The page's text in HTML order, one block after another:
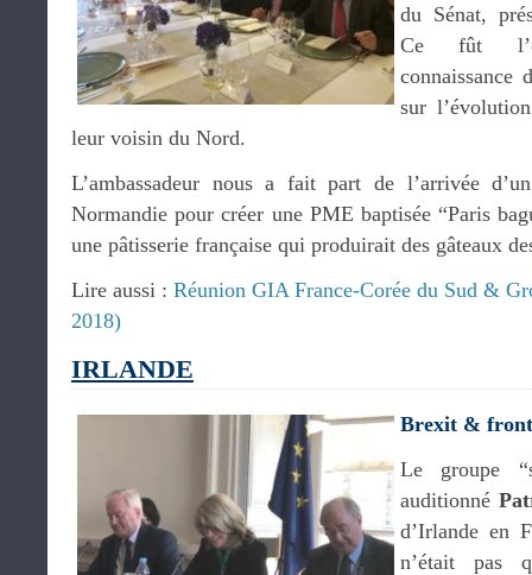
du Sénat,
Ce fût
connaissance
sur
leur voisin du Nord.
L’ambassadeur nous a fait part de l’arrivée
Normandie pour créer une PME baptisée “Paris
une pâtisserie française qui produirait des gâteaux
Lire aussi : Réunion GIA France-Corée du Sud &
2018)
IRLANDE
Brexit &
Le groupe
auditionné
d’Irlande en
n’était pas